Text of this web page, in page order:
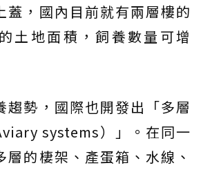
蓋，國內目前就有兩層樓的
土地面積，飼養數量可增
趨勢，國際也開發出「多層
systems）」。在同一
層的棲架、產蛋箱、水線、